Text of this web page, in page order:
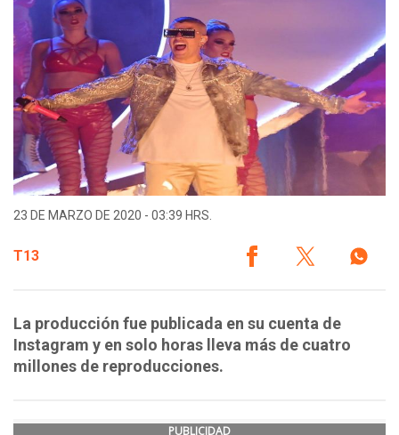
23 DE MARZO DE 2020 - 03:39 HRS.
T13
La producción fue publicada en su cuenta de
Instagram y en solo horas lleva más de cuatro
millones de reproducciones.
PUBLICIDAD